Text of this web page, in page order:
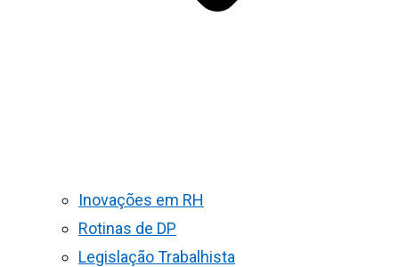
Inovações em RH
Rotinas de DP
Legislação Trabalhista